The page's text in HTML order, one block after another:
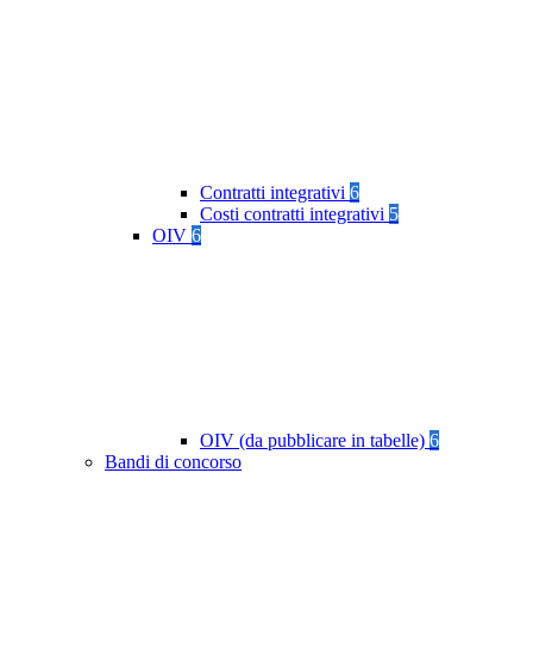
Contratti integrativi 6
Costi contratti integrativi 5
OIV 6
OIV (da pubblicare in tabelle) 6
Bandi di concorso